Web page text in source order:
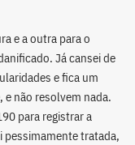
e a outra para o
Já cansei de
e fica um
não resolvem nada.
para registrar a
pessimamente tratada,